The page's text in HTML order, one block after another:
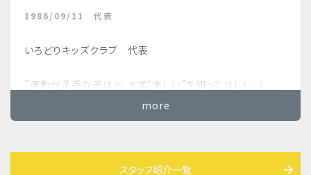
1986/09/11 代表
いろどりキッズクラブ 代表
「運動が苦手な子ほど、まず“楽しい”を知ってほしい。」
そんな想いで、体操を通じて子どもたちの“やってみた
い！”を育てています。
体操指導歴は11年目に入り、これまでに50園以上の保育
園・幼稚園での指導を経験。園ごとの雰囲気や子どもたちの
more
スタッフ紹介一覧